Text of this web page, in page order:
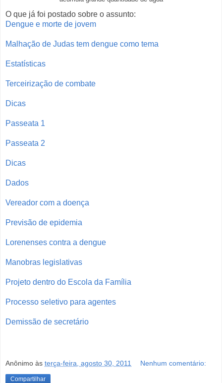
O que já foi postado sobre o assunto:
Dengue e morte de jovem
Malhação de Judas tem dengue como tema
Estatísticas
Terceirização de combate
Dicas
Passeata 1
Passeata 2
Dicas
Dados
Vereador com a doença
Previsão de epidemia
Lorenenses contra a dengue
Manobras legislativas
Projeto dentro do Escola da Família
Processo seletivo para agentes
Demissão de secretário
Anônimo às terça-feira, agosto 30, 2011 Nenhum comentário:
Compartilhar